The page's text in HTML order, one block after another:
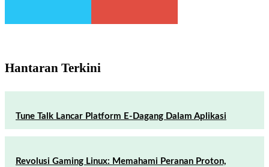
Hantaran Terkini
Tune Talk Lancar Platform E-Dagang Dalam Aplikasi
Revolusi Gaming Linux: Memahami Peranan Proton,